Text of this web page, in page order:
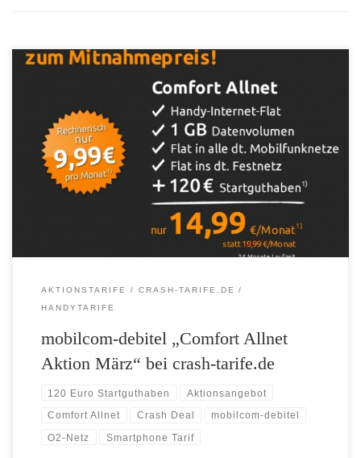
Allnet-Flat mit 1 GB und 120,- Euro Startguthaben zum
Mitnahmepreis bei crash-tarife.de. Ab sofort bietet die Dealplattform
den Tarif „Comfort Allnet“ für rechnerisch 9,99 Euro im Monat an Den
Tarif Comfort Allnet von mobilcom-debitel gibt es ab sofort zum
„Mitnahmepreis“ von rechnerisch 9,99 Euro im Monat: Denn zum
monatlichen Paketpreis […]
AKTIONSTARIFE
CRASH-TARIFE.DE
HANDYTARIFE
mobilcom-debitel „Comfort Allnet
Aktion März“ bei crash-tarife.de
120 Euro Startguthaben Aktionsangebot
Comfort Allnet Crash Deal mobilcom-debitel
O2-Netz Smartphone Tarif